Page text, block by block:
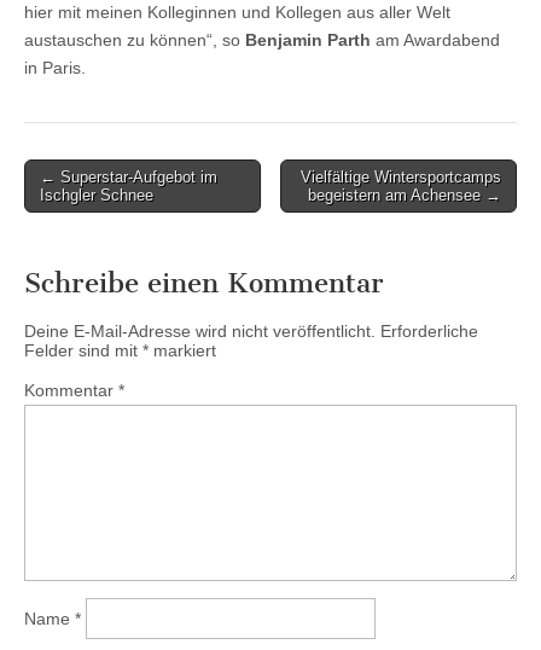
hier mit meinen Kolleginnen und Kollegen aus aller Welt
austauschen zu können“, so Benjamin Parth am Awardabend
in Paris.
Post
navigation
← Superstar-Aufgebot im
Ischgler Schnee
Vielfältige Wintersportcamps
begeistern am Achensee →
Schreibe einen Kommentar
Deine E-Mail-Adresse wird nicht veröffentlicht. Erforderliche
Felder sind mit * markiert
Kommentar *
Name *